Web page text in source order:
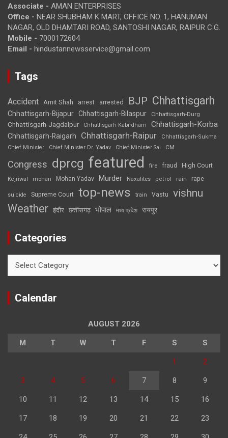
Associate - AMAN ENTERPRISES
Office - NEAR SHUBHAM K MART, OFFICE NO. 1, HANUMAN
NAGAR, OLD DHAMTARI ROAD, SANTOSHI NAGAR, RAIPUR C.G.
Mobile - 7000172604
Email - hindustannewsservice@gmail.com
Tags
Accident Amit Shah arrest arrested BJP Chhattisgarh
Chhattisgarh-Bijapur Chhattisgarh-Bilaspur Chhattisgarh-Durg
Chhattisgarh-Jagdalpur Chhattisgarh-Kabirdham Chhattisgarh-Korba
Chhattisgarh-Raigarh Chhattisgarh-Raipur
Chhattisgarh-Sukma
Chief Minister
Chief Minister Dr. Yadav Chief Minister Sai CM
Congress dprcg featured fire fraud High Court
Kejriwal mohan Mohan Yadav Murder Naxalites petrol rain rape
suicide Supreme Court top-news train Vastu vishnu
Weather इंदौर छत्तीसगढ़ भोपाल मध्य प्रदेश रायपुर
Categories
Calendar
AUGUST 2026
M T W T F S S
1 2
3 4 5 6 7 8 9
10 11 12 13 14 15 16
17 18 19 20 21 22 23